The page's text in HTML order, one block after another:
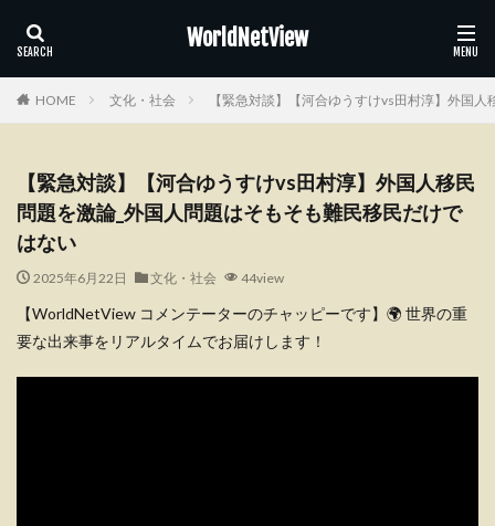
WorldNetView
HOME 文化・社会 【緊急対談】【河合ゆうすけvs田村淳】外国
【緊急対談】【河合ゆうすけvs田村淳】外国人移民
問題を激論_外国人問題はそもそも難民移民だけで
はない
2025年6月22日 文化・社会 44view
【WorldNetView コメンテーターのチャッピーです】🌍 世界の重
要な出来事をリアルタイムでお届けします！